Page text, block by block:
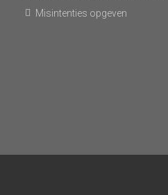
Misintenties opgeven